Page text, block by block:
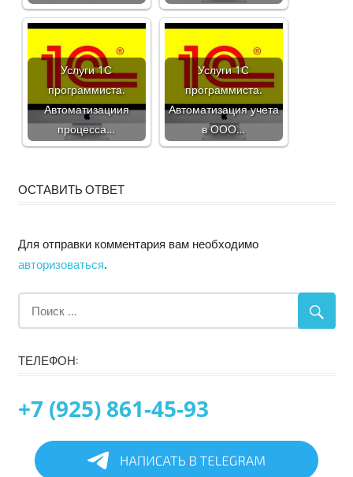
Услуги 1С
программиста.
Автоматизациия
процесса…
Услуги 1С
программиста.
Автоматизация учета
в ООО…
ОСТАВИТЬ ОТВЕТ
Для отправки комментария вам необходимо
авторизоваться.
ТЕЛЕФОН:
+7 (925) 861-45-93